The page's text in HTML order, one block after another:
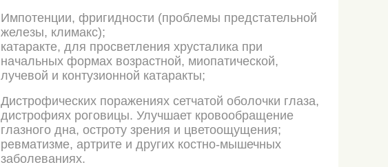
Импотенции, фригидности (проблемы предстательной
железы, климакс);
катаракте, для просветления хрусталика при
начальных формах возрастной, миопатической,
лучевой и контузионной катаракты;
Дистрофических поражениях сетчатой оболочки глаза,
дистрофиях роговицы. Улучшает кровообращение
глазного дна, остроту зрения и цветоощущения;
ревматизме, артрите и других костно-мышечных
заболеваниях.